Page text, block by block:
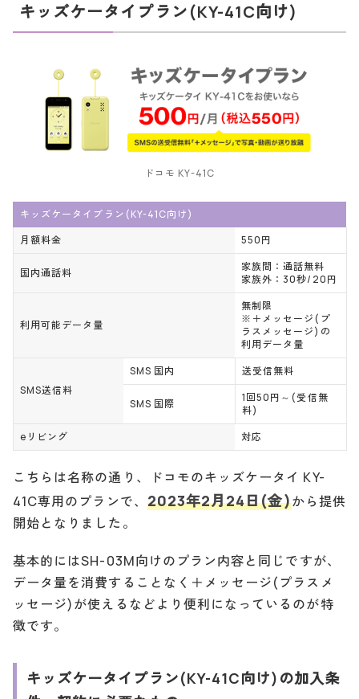
キッズケータイプラン(KY-41C向け)
ドコモ KY-41C
キッズケータイプラン(KY-41C向け)
月額料金
550円
国内通話料
家族間：通話無料
家族外：30秒/20円
利用可能データ量
無制限
※＋メッセージ(プ
ラスメッセージ)の
利用データ量
SMS送信料
SMS 国内 送受信無料
SMS 国際
1回50円～(受信無
料)
eリビング
対応
こちらは名称の通り、ドコモのキッズケータイ KY-
41C専用のプランで、 2023年2月24日(金)から提供
開始となりました。
基本的にはSH-03M向けのプラン内容と同じですが、
データ量を消費することなく＋メッセージ(プラスメ
ッセージ)が使えるなどより便利になっているのが特
徴です。
キッズケータイプラン(KY-41C向け)の加入条